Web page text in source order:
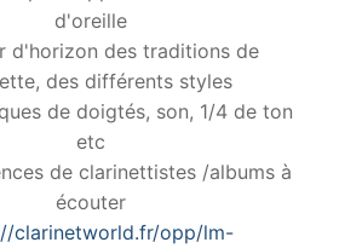
d'oreille
d'horizon des traditions de
des différents styles
de doigtés, son, 1/4 de ton
etc
de clarinettistes /albums à
écouter
clarinetworld.fr/opp/lm-